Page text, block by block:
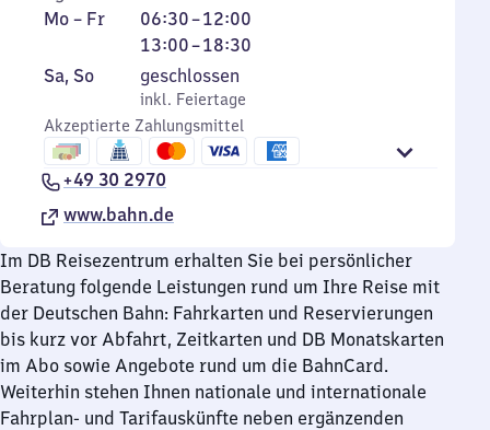
Montag
Freitag
Mo – Fr 06:30–12:00
Von
6
Uhr
30
bis
12
Uhr
13:00–18:30
Von
13
Uhr
bis
18
Uhr
30
Samstag
Sonntag
Sa, So,
inkl. Feiertage
geschlossen
inkl. Feiertage
Akzeptierte Zahlungsmittel
+49 30 2970
www.bahn.de
Im DB Reisezentrum erhalten Sie bei persönlicher
Beratung folgende Leistungen rund um Ihre Reise mit
der Deutschen Bahn: Fahrkarten und Reservierungen
bis kurz vor Abfahrt, Zeitkarten und DB Monatskarten
im Abo sowie Angebote rund um die BahnCard.
Weiterhin stehen Ihnen nationale und internationale
Fahrplan- und Tarifauskünfte neben ergänzenden